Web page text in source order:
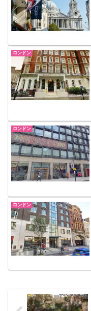
ロンドン
ロンドン
ロンドン